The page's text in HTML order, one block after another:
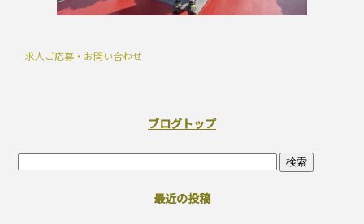
求人ご応募・お問い合わせ
ブログトップ
最近の投稿